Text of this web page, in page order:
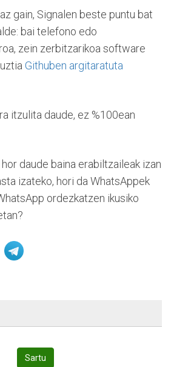
gain, Signalen beste puntu bat
bai telefono edo
zein zerbitzarikoa software
Githuben argitaratuta
itzulita daude, ez %100ean
daude baina erabiltzaileak izan
izateko, hori da WhatsAppek
ordezkatzen ikusiko
Sartu